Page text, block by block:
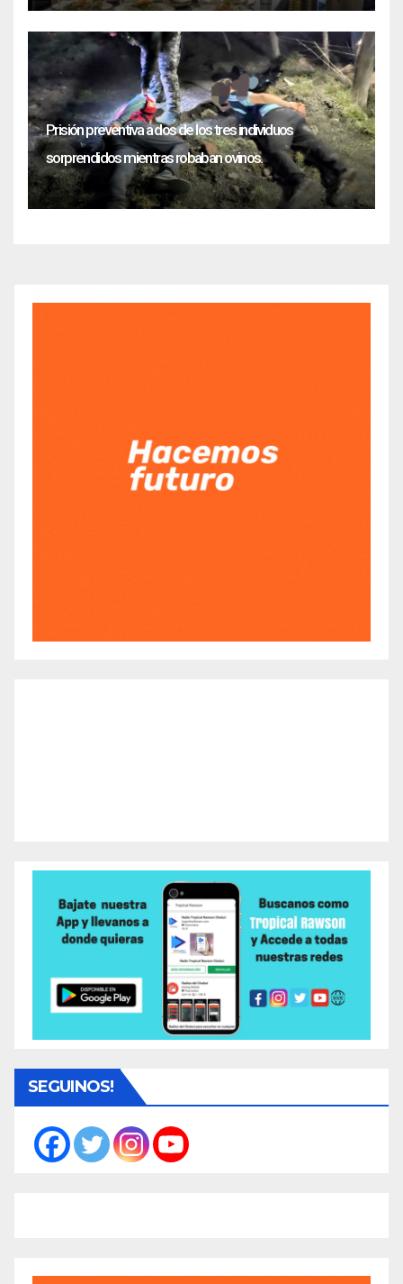
Prisión preventiva a dos de los tres individuos
sorprendidos mientras robaban ovinos.
SEGUINOS!